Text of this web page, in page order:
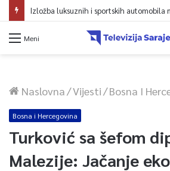
Izložba luksuznih i sportskih automobila
Meni
Naslovna/Vijesti/Bosna I
Bosna i Hercegovina
Turković sa šefom
Malezije: Jačanje